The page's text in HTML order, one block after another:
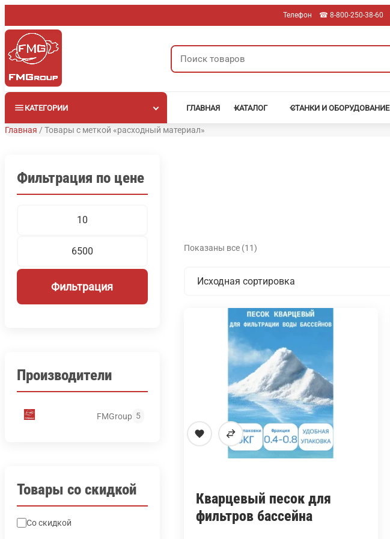
к
содержимому
Телефон ☎︎ 8-800-250-38-60
Поиск
товаров
КАТЕГОРИИ ГЛАВНАЯ КАТАЛОГ СТАНКИ И ОБОРУДОВАНИЕ
Главная /Товары с меткой «расходный материал»
Фильтрация по цене
Фильтрация
Производители
FMGroup 5
Товары со скидкой
Со скидкой
Показаны все (11)
Кварцевый песок для
фильтров бассейна